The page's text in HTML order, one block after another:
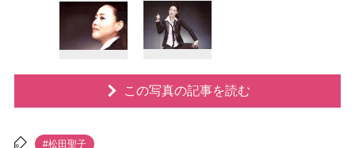
この写真の記事を読む
#松田聖子